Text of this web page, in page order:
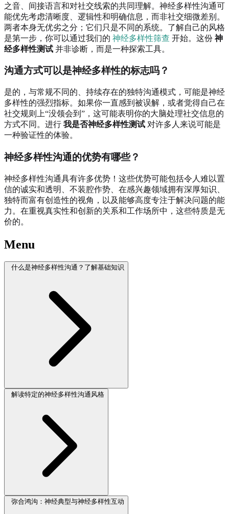
之音、间接语言和对社交线索的共同理解。神经多样性沟通可
能优先考虑清晰度、逻辑性和明确信息，而非社交细微差别。
两者本身无优劣之分；它们只是不同的系统。了解自己的风格
是第一步，你可以通过我们的 神经多样性筛查 开始。这份 神
经多样性测试 并非诊断，而是一种探索工具。
沟通方式可以是神经多样性的标志吗？
是的，与常规不同的、持续存在的独特沟通模式，可能是神经
多样性的强烈指标。如果你一直感到被误解，或者觉得自己在
社交规则上“没领会到”，这可能表明你的大脑处理社交信息的
方式不同。进行 我是否神经多样性测试 对许多人来说可能是
一种验证性的体验。
神经多样性沟通的优势有哪些？
神经多样性沟通具有许多优势！这些优势可能包括令人难以置
信的诚实和透明、不装腔作势、在感兴趣领域拥有深厚知识、
独特而富有创造性的视角，以及能够高度专注于解决问题的能
力。在重视真实性和创新的关系和工作场所中，这些特质是无
价的。
Menu
什么是神经多样性沟通？了解基础知识
解读特定的神经多样性沟通风格
弥合鸿沟：神经典型与神经多样性互动